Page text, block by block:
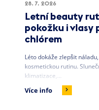
28. 7. 2026
Letní beauty
pokožku i vlasy
chlórem
Léto dokáže zlepšit
kosmetickou rutinu.
klimatizace,...
Více info